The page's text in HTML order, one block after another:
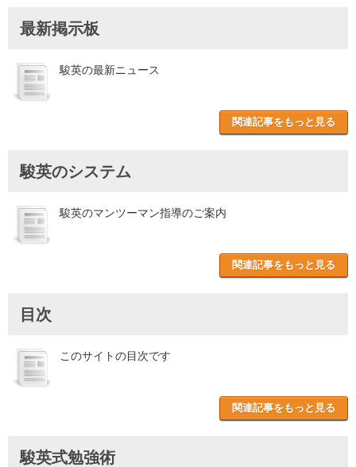
最新掲示板
駿英の最新ニュース
関連記事をもっと見る
駿英のシステム
駿英のマンツーマン指導のご案内
関連記事をもっと見る
目次
このサイトの目次です
関連記事をもっと見る
駿英式勉強術